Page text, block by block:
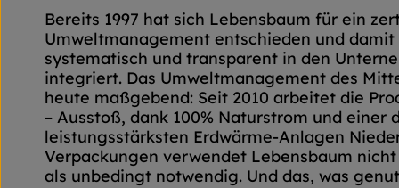
Bereits 1997 hat sich Lebensbaum für ein
Umweltmanagement entschieden und
systematisch und transparent in den
integriert. Das Umweltmanagement des
heute maßgebend: Seit 2010 arbeitet die
– Ausstoß, dank 100% Naturstrom und einer
leistungsstärksten Erdwärme-Anlagen
Verpackungen verwendet Lebensbaum
als unbedingt notwendig. Und das, was